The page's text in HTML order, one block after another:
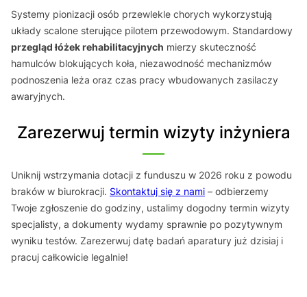
Systemy pionizacji osób przewlekle chorych wykorzystują
układy scalone sterujące pilotem przewodowym. Standardowy
przegląd łóżek rehabilitacyjnych mierzy skuteczność
hamulców blokujących koła, niezawodność mechanizmów
podnoszenia leża oraz czas pracy wbudowanych zasilaczy
awaryjnych.
Zarezerwuj termin wizyty inżyniera
Uniknij wstrzymania dotacji z funduszu w 2026 roku z powodu
braków w biurokracji. Skontaktuj się z nami – odbierzemy
Twoje zgłoszenie do godziny, ustalimy dogodny termin wizyty
specjalisty, a dokumenty wydamy sprawnie po pozytywnym
wyniku testów. Zarezerwuj datę badań aparatury już dzisiaj i
pracuj całkowicie legalnie!